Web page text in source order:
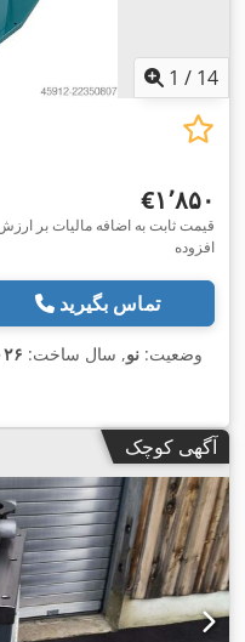
1 / 14
‎€۱٬۸۵۰
قیمت ثابت به اضافه مالیات بر
افزوده
تماس بگیرید
وضعیت: نو, سال ساخت:
آگهی کوچک